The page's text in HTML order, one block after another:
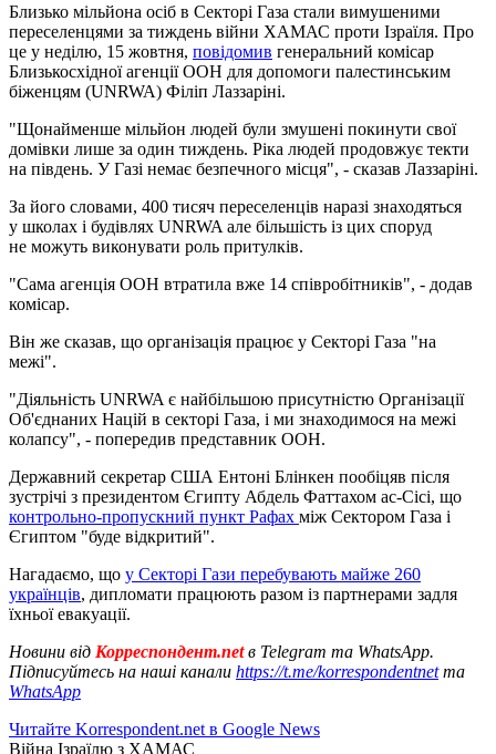
Близько мільйона осіб в Секторі Газа стали вимушеними
переселенцями за тиждень війни ХАМАС проти Ізраїля. Про
це у неділю, 15 жовтня, повідомив генеральний комісар
Близькосхідної агенції ООН для допомоги палестинським
біженцям (UNRWA) Філіп Лаззаріні.
"Щонайменше мільйон людей були змушені покинути свої
домівки лише за один тиждень. Ріка людей продовжує текти
на південь. У Газі немає безпечного місця", - сказав Лаззаріні.
За його словами, 400 тисяч переселенців наразі знаходяться
у школах і будівлях UNRWA але більшість із цих споруд
не можуть виконувати роль притулків.
"Сама агенція ООН втратила вже 14 співробітників", - додав
комісар.
Він же сказав, що організація працює у Секторі Газа "на
межі".
"Діяльність UNRWA є найбільшою присутністю Організації
Об'єднаних Націй в секторі Газа, і ми знаходимося на межі
колапсу", - попередив представник ООН.
Державний секретар США Ентоні Блінкен пообіцяв після
зустрічі з президентом Єгипту Абдель Фаттахом ас-Сісі, що
контрольно-пропускний пункт Рафах між Сектором Газа і
Єгиптом "буде відкритий".
Нагадаємо, що у Секторі Гази перебувають майже 260
українців, дипломати працюють разом із партнерами задля
їхньої евакуації.
Новини від Корреспондент.netв Telegram та WhatsApp.
Підписуйтесь на наші канали https://t.me/korrespondentnetта
WhatsApp
Читайте Korrespondent.net в Google News
Війна Ізраїлю з ХАМАС